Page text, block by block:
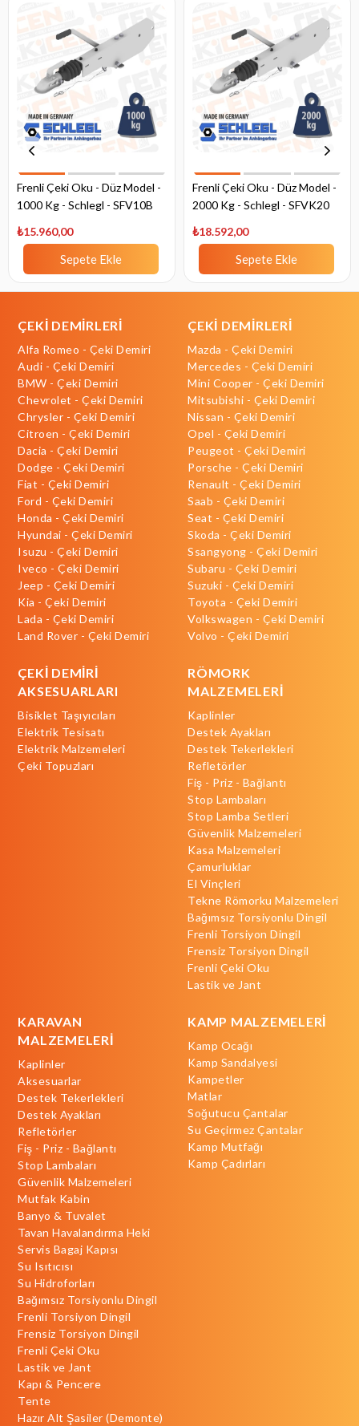
Frenli Çeki Oku - Düz Model -
1000 Kg - Schlegl - SFV10B
₺15.960,00
Sepete Ekle
Frenli Çeki Oku - Düz Model -
2000 Kg - Schlegl - SFVK20
₺18.592,00
Sepete Ekle
ÇEKİ DEMİRLERİ
Alfa Romeo - Çeki Demiri
Audi - Çeki Demiri
BMW - Çeki Demiri
Chevrolet - Çeki Demiri
Chrysler - Çeki Demiri
Citroen - Çeki Demiri
Dacia - Çeki Demiri
Dodge - Çeki Demiri
Fiat - Çeki Demiri
Ford - Çeki Demiri
Honda - Çeki Demiri
Hyundai - Çeki Demiri
Isuzu - Çeki Demiri
Iveco - Çeki Demiri
Jeep - Çeki Demiri
Kia - Çeki Demiri
Lada - Çeki Demiri
Land Rover - Çeki Demiri
ÇEKİ DEMİRLERİ
Mazda - Çeki Demiri
Mercedes - Çeki Demiri
Mini Cooper - Çeki Demiri
Mitsubishi - Çeki Demiri
Nissan - Çeki Demiri
Opel - Çeki Demiri
Peugeot - Çeki Demiri
Porsche - Çeki Demiri
Renault - Çeki Demiri
Saab - Çeki Demiri
Seat - Çeki Demiri
Skoda - Çeki Demiri
Ssangyong - Çeki Demiri
Subaru - Çeki Demiri
Suzuki - Çeki Demiri
Toyota - Çeki Demiri
Volkswagen - Çeki Demiri
Volvo - Çeki Demiri
ÇEKİ DEMİRİ
AKSESUARLARI
Bisiklet Taşıyıcıları
Elektrik Tesisatı
Elektrik Malzemeleri
Çeki Topuzları
RÖMORK
MALZEMELERİ
Kaplinler
Destek Ayakları
Destek Tekerlekleri
Refletörler
Fiş - Priz - Bağlantı
Stop Lambaları
Stop Lamba Setleri
Güvenlik Malzemeleri
Kasa Malzemeleri
Çamurluklar
El Vinçleri
Tekne Römorku Malzemeleri
Bağımsız Torsiyonlu Dingil
Frenli Torsiyon Dingil
Frensiz Torsiyon Dingil
Frenli Çeki Oku
Lastik ve Jant
KARAVAN
MALZEMELERİ
Kaplinler
Aksesuarlar
Destek Tekerlekleri
Destek Ayakları
Refletörler
Fiş - Priz - Bağlantı
Stop Lambaları
Güvenlik Malzemeleri
Mutfak Kabin
Banyo & Tuvalet
Tavan Havalandırma Heki
Servis Bagaj Kapısı
Su Isıtıcısı
Su Hidroforları
Bağımsız Torsiyonlu Dingil
Frenli Torsiyon Dingil
Frensiz Torsiyon Dingil
Frenli Çeki Oku
Lastik ve Jant
Kapı & Pencere
Tente
Hazır Alt Şasiler (Demonte)
KAMP MALZEMELERİ
Kamp Ocağı
Kamp Sandalyesi
Kampetler
Matlar
Soğutucu Çantalar
Su Geçirmez Çantalar
Kamp Mutfağı
Kamp Çadırları